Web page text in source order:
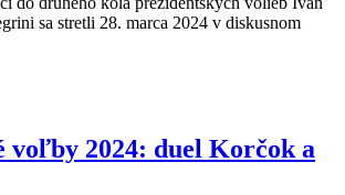
sa stretli 28. marca 2024 v diskusnom
voľby 2024: duel Korčok a